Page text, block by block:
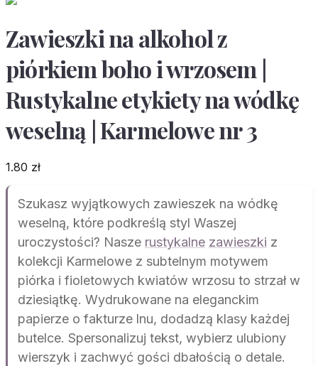
Zawieszki na alkohol z
piórkiem boho i wrzosem |
Rustykalne etykiety na wódkę
weselną | Karmelowe nr 3
1.80 zł
Szukasz wyjątkowych zawieszek na wódkę
weselną, które podkreślą styl Waszej
uroczystości? Nasze rustykalne zawieszki z
kolekcji Karmelowe z subtelnym motywem
piórka i fioletowych kwiatów wrzosu to strzał w
dziesiątkę. Wydrukowane na eleganckim
papierze o fakturze lnu, dodadzą klasy każdej
butelce. Spersonalizuj tekst, wybierz ulubiony
wierszyk i zachwyć gości dbałością o detale.